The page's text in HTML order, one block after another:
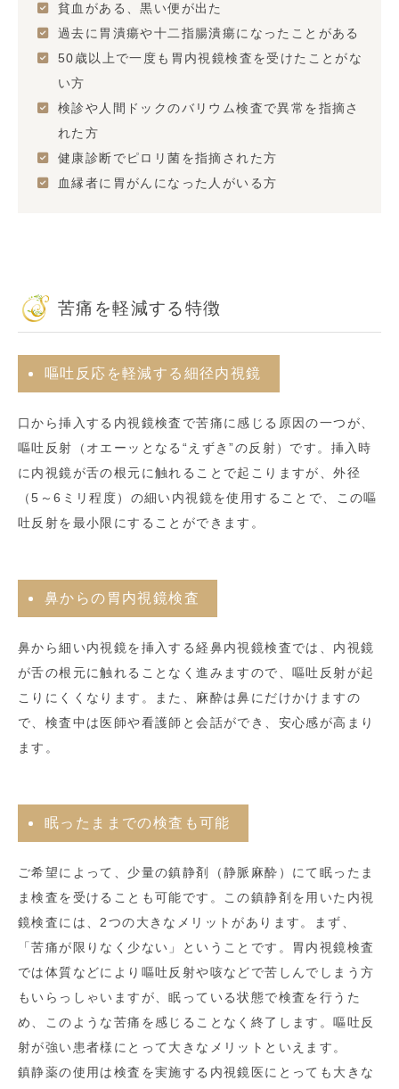
貧血がある、黒い便が出た
過去に胃潰瘍や十二指腸潰瘍になったことがある
50歳以上で一度も胃内視鏡検査を受けたことがな
い方
検診や人間ドックのバリウム検査で異常を指摘さ
れた方
健康診断でピロリ菌を指摘された方
血縁者に胃がんになった人がいる方
苦痛を軽減する特徴
嘔吐反応を軽減する細径内視鏡
口から挿入する内視鏡検査で苦痛に感じる原因の一つが、
嘔吐反射（オエーッとなる“えずき”の反射）です。挿入時
に内視鏡が舌の根元に触れることで起こりますが、外径
（5～6ミリ程度）の細い内視鏡を使用することで、この嘔
吐反射を最小限にすることができます。
鼻からの胃内視鏡検査
鼻から細い内視鏡を挿入する経鼻内視鏡検査では、内視鏡
が舌の根元に触れることなく進みますので、嘔吐反射が起
こりにくくなります。また、麻酔は鼻にだけかけますの
で、検査中は医師や看護師と会話ができ、安心感が高まり
ます。
眠ったままでの検査も可能
ご希望によって、少量の鎮静剤（静脈麻酔）にて眠ったま
ま検査を受けることも可能です。この鎮静剤を用いた内視
鏡検査には、2つの大きなメリットがあります。まず、
「苦痛が限りなく少ない」ということです。胃内視鏡検査
では体質などにより嘔吐反射や咳などで苦しんでしまう方
もいらっしゃいますが、眠っている状態で検査を行うた
め、このような苦痛を感じることなく終了します。嘔吐反
射が強い患者様にとって大きなメリットといえます。
鎮静薬の使用は検査を実施する内視鏡医にとっても大きな